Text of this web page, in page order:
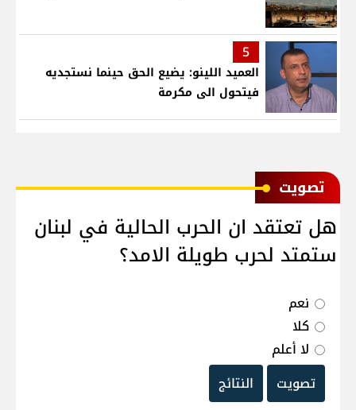
5
العميد اللينو: يضيع الحق حينما نستجديه
فيتحول الى مكرمة
ﺗﺼﻮﻳﺖ
هل تعتقد ان الحرب الحالية في لبنان
ستمتد لحرب طويلة الامد؟
نعم
كلا
لا أعلم
تصويت
النتائج